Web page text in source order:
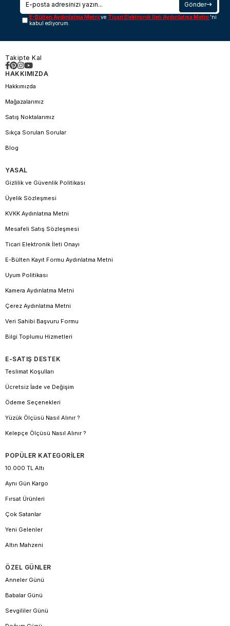
Gönder
E-Bülten Aydınlatma Metnive Ticari Elektronik İleti Aydınlatma Metni 'ni
kabul ediyorum.
Takipte Kal
HAKKIMIZDA
Hakkımızda
Mağazalarımız
Satış Noktalarımız
Sıkça Sorulan Sorular
Blog
YASAL
Gizlilik ve Güvenlik Politikası
Üyelik Sözleşmesi
KVKK Aydınlatma Metni
Mesafeli Satış Sözleşmesi
Ticari Elektronik İleti Onayı
E-Bülten Kayıt Formu Aydınlatma Metni
Uyum Politikası
Kamera Aydınlatma Metni
Çerez Aydınlatma Metni
Veri Sahibi Başvuru Formu
Bilgi Toplumu Hizmetleri
E-SATIŞ DESTEK
Teslimat Koşulları
Ücretsiz İade ve Değişim
Ödeme Seçenekleri
Yüzük Ölçüsü Nasıl Alınır ?
Kelepçe Ölçüsü Nasıl Alınır ?
POPÜLER KATEGORİLER
10.000 TL Altı
Aynı Gün Kargo
Fırsat Ürünleri
Çok Satanlar
Yeni Gelenler
Altın Mahzeni
ÖZEL GÜNLER
Anneler Günü
Babalar Günü
Sevgililer Günü